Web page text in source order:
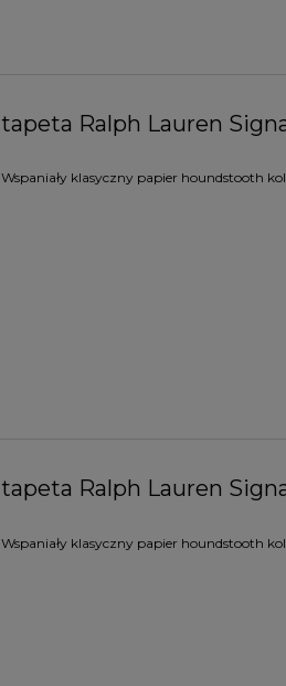
tapeta Ralph Lauren
Wspaniały klasyczny papier houndstooth
tapeta Ralph Lauren
Wspaniały klasyczny papier houndstooth